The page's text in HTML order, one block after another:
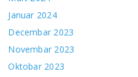
Januar 2024
Decembar 2023
Novembar 2023
Oktobar 2023